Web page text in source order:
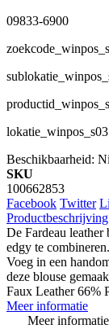
09833-6900
Beschikbaarheid:
SKU
100662853
Facebook Twitter
Productbeschrijving
De Fardeau
edgy te combineren.
Voeg in een
deze blouse
Faux Leather 66%
Meer informatie
Meer informatie